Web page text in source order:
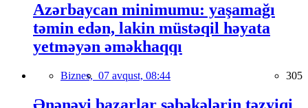
Azərbaycan minimumu: yaşamağı
təmin edən, lakin müstəqil həyata
yetməyən əməkhaqqı
Biznes, 07 avqust, 08:44 305